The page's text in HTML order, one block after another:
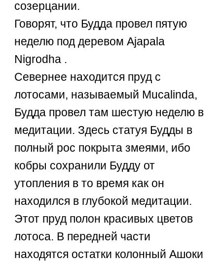
созерцании.
Говорят, что Будда провел пятую
неделю под деревом Ajapala
Nigrodha .
Севернее находится пруд с
лотосами, называемый Mucalinda,
Будда провел там шестую неделю в
медитации. Здесь статуя Будды в
полный рос покрыта змеями, ибо
кобры сохранили Будду от
утопления в то время как он
находился в глубокой медитации.
Этот пруд полон красивых цветов
лотоса. В передней части
находятся остатки колонный Ашоки